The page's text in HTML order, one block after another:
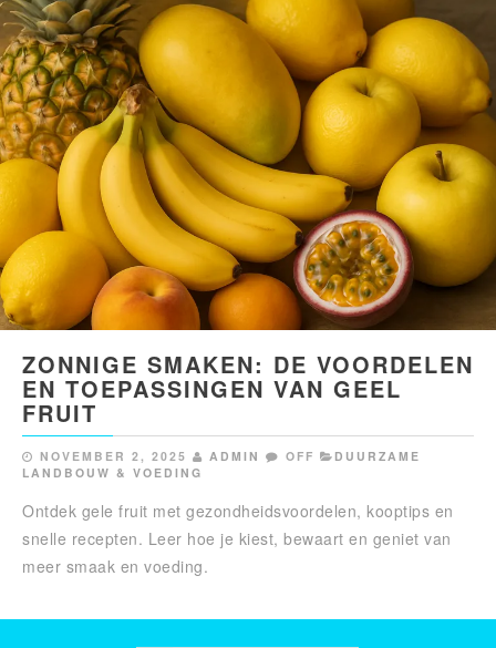
ZONNIGE SMAKEN: DE VOORDELEN
EN TOEPASSINGEN VAN GEEL
FRUIT
NOVEMBER 2, 2025 ADMIN OFF
DUURZAME
LANDBOUW & VOEDING
Ontdek gele fruit met gezondheidsvoordelen, kooptips en
snelle recepten. Leer hoe je kiest, bewaart en geniet van
meer smaak en voeding.